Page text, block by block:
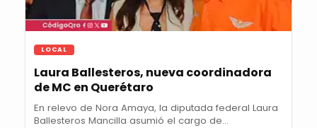
LOCAL
Laura Ballesteros, nueva coordinadora
de MC en Querétaro
En relevo de Nora Amaya, la diputada federal Laura
Ballesteros Mancilla asumió el cargo de...